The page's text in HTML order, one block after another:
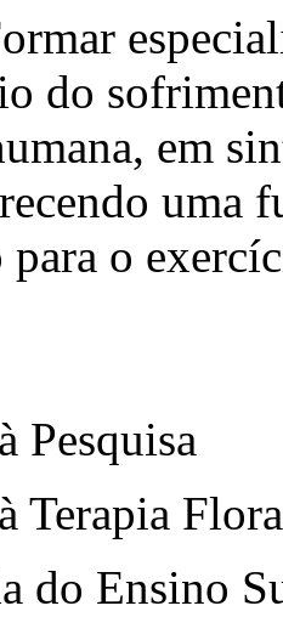
do
em
uma
para o
Pesquisa
Terapia
do Ensino